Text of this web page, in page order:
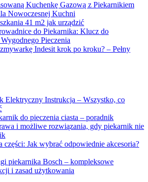
Kuchenkę Gazową z Piekarnikiem
Nowoczesnej Kuchni
41 m2 jak urządzić
do Piekarnika: Klucz do
Pieczenia
Indesit krok po kroku? – Pełny
Elektryczny Instrukcja – Wszystko, co
do pieczenia ciasta – poradnik
i możliwe rozwiązania, gdy piekarnik nie
części: Jak wybrać odpowiednie akcesoria?
piekarnika Bosch – kompleksowe
i zasad użytkowania